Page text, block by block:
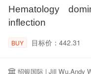
Hematology
inflection
BUY 目标价：442.31
招银国际 | Jill Wu,Andy